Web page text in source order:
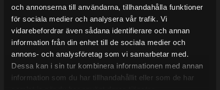
och annonserna till användarna, tillhandahålla funktioner
för sociala medier och analysera vår trafik. Vi
vidarebefordrar även sådana identifierare och annan
information från din enhet till de sociala medier och
annons- och analysföretag som vi samarbetar med.
Dessa kan i sin tur kombinera informationen med annan
information som du har tillhandahållit eller som de har
det helt stängt.
Mån-Tors: 10:30-15:00
Lunchstängt 12:00-13:00
Tel:031- 51 66 60
E-post:info@streetperformance.se